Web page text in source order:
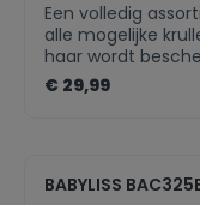
Een volledig
alle mogelijke
haar wordt
aan. Omdat uw
altijd aanpassen
en zeker de
€ 29,99
BABYLISS